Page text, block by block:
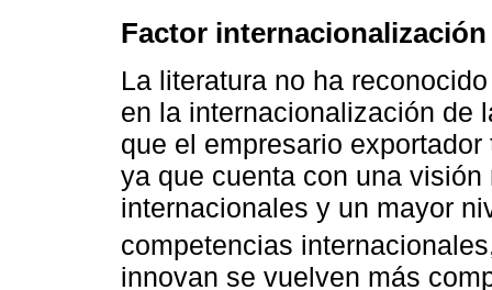
Factor internacionalización
La literatura no ha
en la internacionalización de
que el empresario
ya que cuenta con una
internacionales y un mayor
competencias
innovan se vuelven más